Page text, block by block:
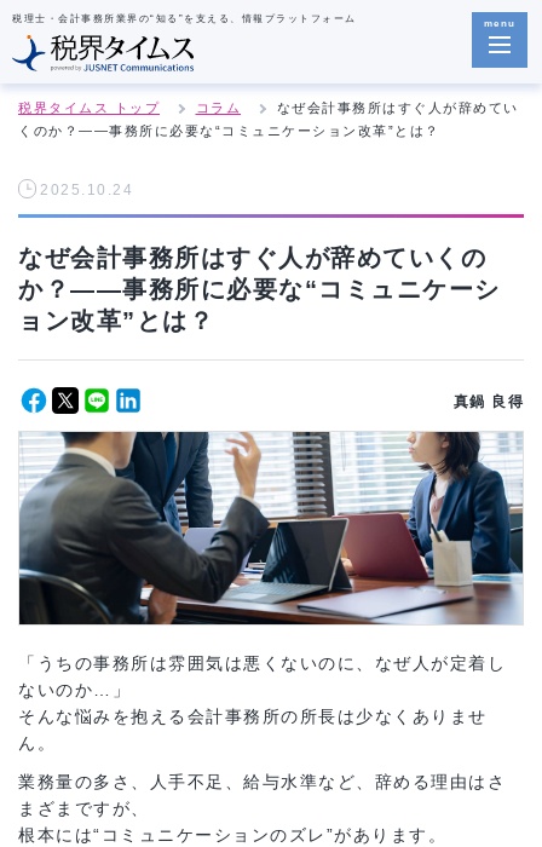
税理士・会計事務所業界の“知る”を支える、情報プラットフォーム menu
税界タイムス トップ コラム
なぜ会計事務所はすぐ人が辞めてい
くのか？――事務所に必要な“コミュニケーション改革”とは？
2025.10.24
なぜ会計事務所はすぐ人が辞めていくの
か？――事務所に必要な“コミュニケーシ
ョン改革”とは？
真鍋 良得
「うちの事務所は雰囲気は悪くないのに、なぜ人が定着し
ないのか…」
そんな悩みを抱える会計事務所の所長は少なくありませ
ん。
業務量の多さ、人手不足、給与水準など、辞める理由はさ
まざまですが、
根本には“コミュニケーションのズレ”があります。